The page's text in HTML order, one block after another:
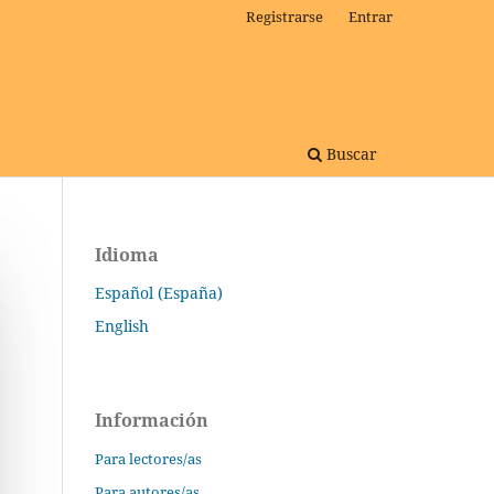
Buscar
Registrarse Entrar
Idioma
Español (España)
English
Información
Para lectores/as